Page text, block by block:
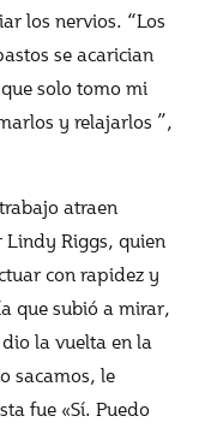
los nervios. “Los
se acarician
solo tomo mi
y relajarlos ”,
atraen
Lindy Riggs, quien
con rapidez y
que subió a mirar,
dio la vuelta en la
sacamos, le
fue «Sí. Puedo